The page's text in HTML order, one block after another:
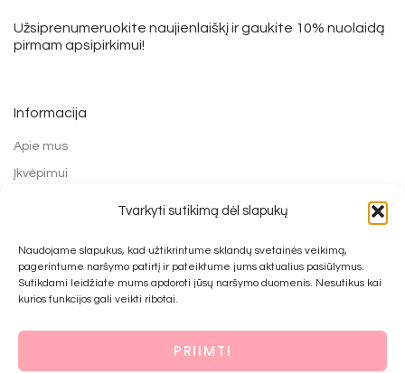
Tvarkyti sutikimą dėl slapukų
Naudojame slapukus, kad užtikrintume sklandų svetainės veikimą,
pagerintume naršymo patirtį ir pateiktume jums aktualius pasiūlymus.
Sutikdami leidžiate mums apdoroti jūsų naršymo duomenis. Nesutikus kai
kurios funkcijos gali veikti ribotai.
PRIIMTI
Užsiprenumeruokite naujienlaiškį ir gaukite 10% nuolaidą
pirmam apsipirkimui!
Informacija
Apie mus
Įkvėpimui
Prekių pirkimo ir grąžinimo taisyklės
Privatumo politika
© 2022 UAB Bijūnai prie namo